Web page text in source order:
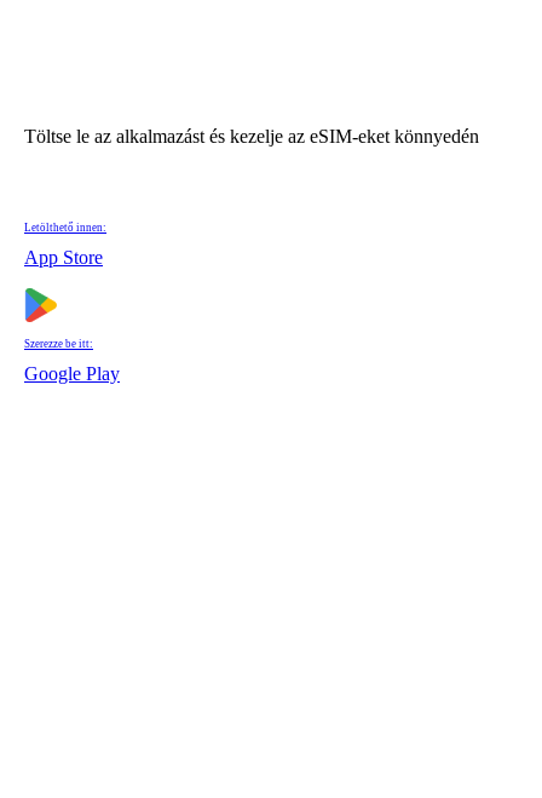
Töltse le az alkalmazást és kezelje az eSIM-eket könnyedén
Letölthető innen:
App Store
Szerezze be itt:
Google Play